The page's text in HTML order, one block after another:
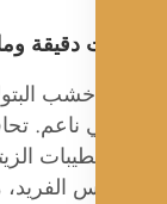
دقيقة وملمس
خشب البتولا
ناعم. تحافظ
الزيتية
الفريد، مما